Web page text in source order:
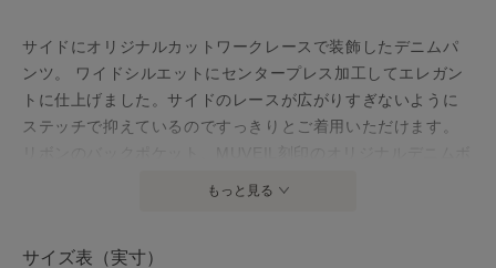
サイドにオリジナルカットワークレースで装飾したデニムパ
ンツ。 ワイドシルエットにセンタープレス加工してエレガン
トに仕上げました。サイドのレースが広がりすぎないように
ステッチで抑えているのですっきりとご着用いただけます。
もっと見る
サイズ表（実寸）